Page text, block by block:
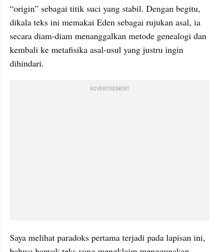
“origin” sebagai titik suci yang stabil. Dengan begitu,
dikala teks ini memakai Eden sebagai rujukan asal, ia
secara diam-diam menanggalkan metode genealogi dan
kembali ke metafisika asal-usul yang justru ingin
dihindari.
ADVERTISEMENT
Saya melihat paradoks pertama terjadi pada lapisan ini,